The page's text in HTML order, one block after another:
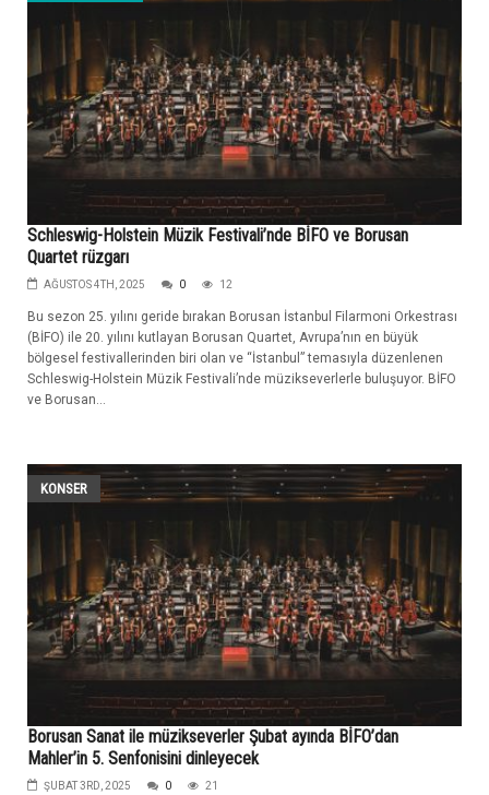
Schleswig-Holstein Müzik Festivali’nde BİFO ve Borusan
Quartet rüzgarı
AĞUSTOS 4TH, 2025 0 12
Bu sezon 25. yılını geride bırakan Borusan İstanbul Filarmoni Orkestrası
(BİFO) ile 20. yılını kutlayan Borusan Quartet, Avrupa’nın en büyük
bölgesel festivallerinden biri olan ve “İstanbul” temasıyla düzenlenen
Schleswig-Holstein Müzik Festivali’nde müzikseverlerle buluşuyor. BİFO
ve Borusan...
KONSER
Borusan Sanat ile müzikseverler Şubat ayında BİFO’dan
Mahler’in 5. Senfonisini dinleyecek
ŞUBAT 3RD, 2025 0 21